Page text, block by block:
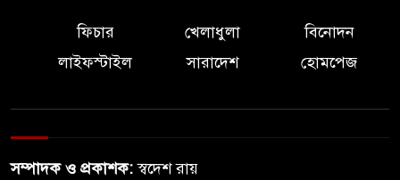
রেকর্ড আয়, তবু কমছে দর্শক: বদলে
যাচ্ছে যুক্তরাষ্ট্রে সিনেমা দেখার
ইউক্রেনের আকাশ প্রতিরক্ষা
ফিচার খেলাধুলা
বিনোদন
লাইফস্টাইল
সারাদেশ হোমপেজ
সম্পাদক ও প্রকাশক:স্বদেশ রায়